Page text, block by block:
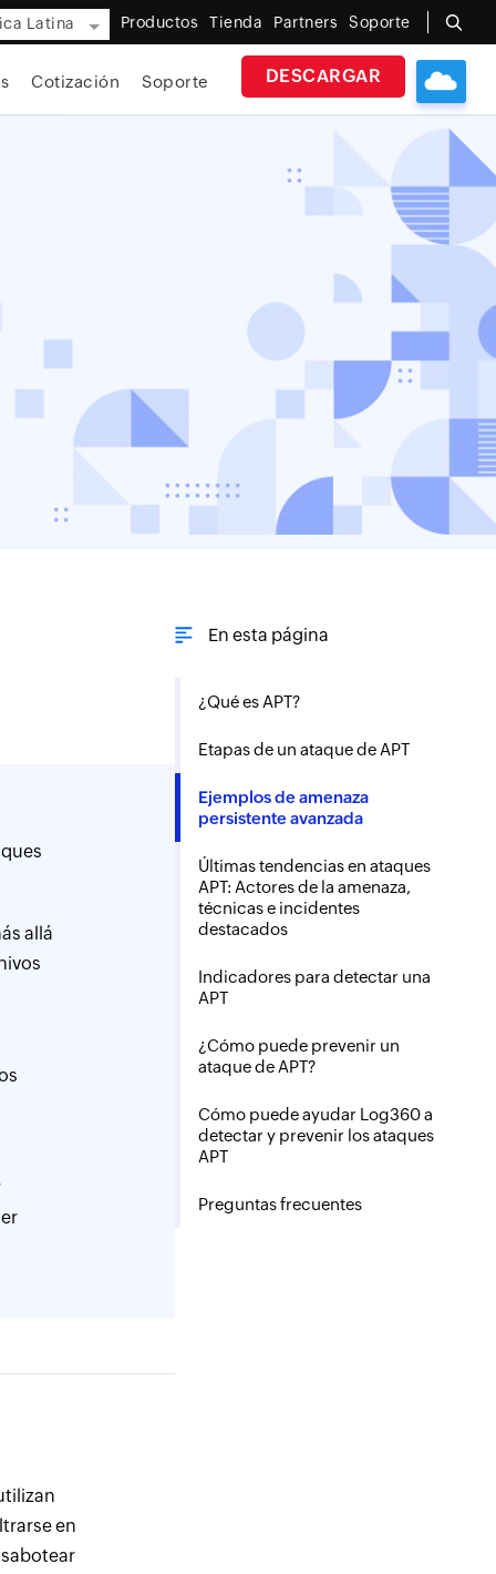
Latina Productos Tienda Partners Soporte
DESCARGAR
Cotización Soporte
allá
en
En esta página
¿Qué es APT?
Etapas de un ataque de APT
Ejemplos de amenaza
persistente avanzada
Últimas tendencias en ataques
APT: Actores de la amenaza,
técnicas e incidentes
destacados
Indicadores para detectar una
APT
¿Cómo puede prevenir un
ataque de APT?
Cómo puede ayudar Log360 a
detectar y prevenir los ataques
APT
Preguntas frecuentes